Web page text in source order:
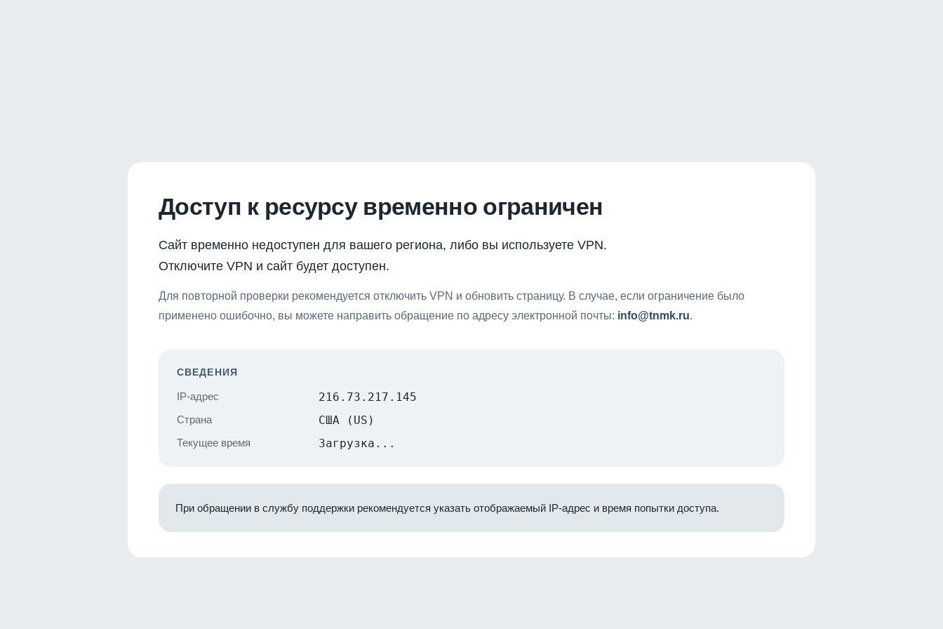
Доступ к ресурсу временно ограничен
Сайт временно недоступен для вашего региона, либо вы используете VPN.
Отключите VPN и сайт будет доступен.
Для повторной проверки рекомендуется отключить VPN и обновить страницу. В случае, если ограничение было
применено ошибочно, вы можете направить обращение по адресу электронной почты: info@tnmk.ru.
СВЕДЕНИЯ
IP-адрес 216.73.217.145
Страна США (US)
Текущее время Загрузка...
При обращении в службу поддержки рекомендуется указать отображаемый IP-адрес и время попытки доступа.